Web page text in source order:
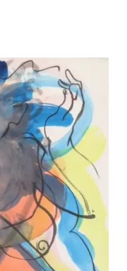
– Eos